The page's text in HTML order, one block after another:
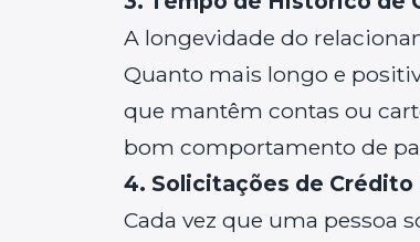
A longevidade do
Quanto mais longo e
que mantêm contas ou
bom comportamento de
4. Solicitações de Crédito
Cada vez que uma pessoa